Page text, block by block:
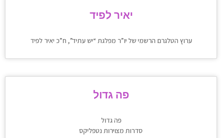
יאיר לפיד
ערוץ הטלגרם הרשמי של יו”ר מפלגת “יש עתיד”, ח”כ יאיר לפיד
פה גדול
פה גדול
סדרות מצוירות נטפליקס